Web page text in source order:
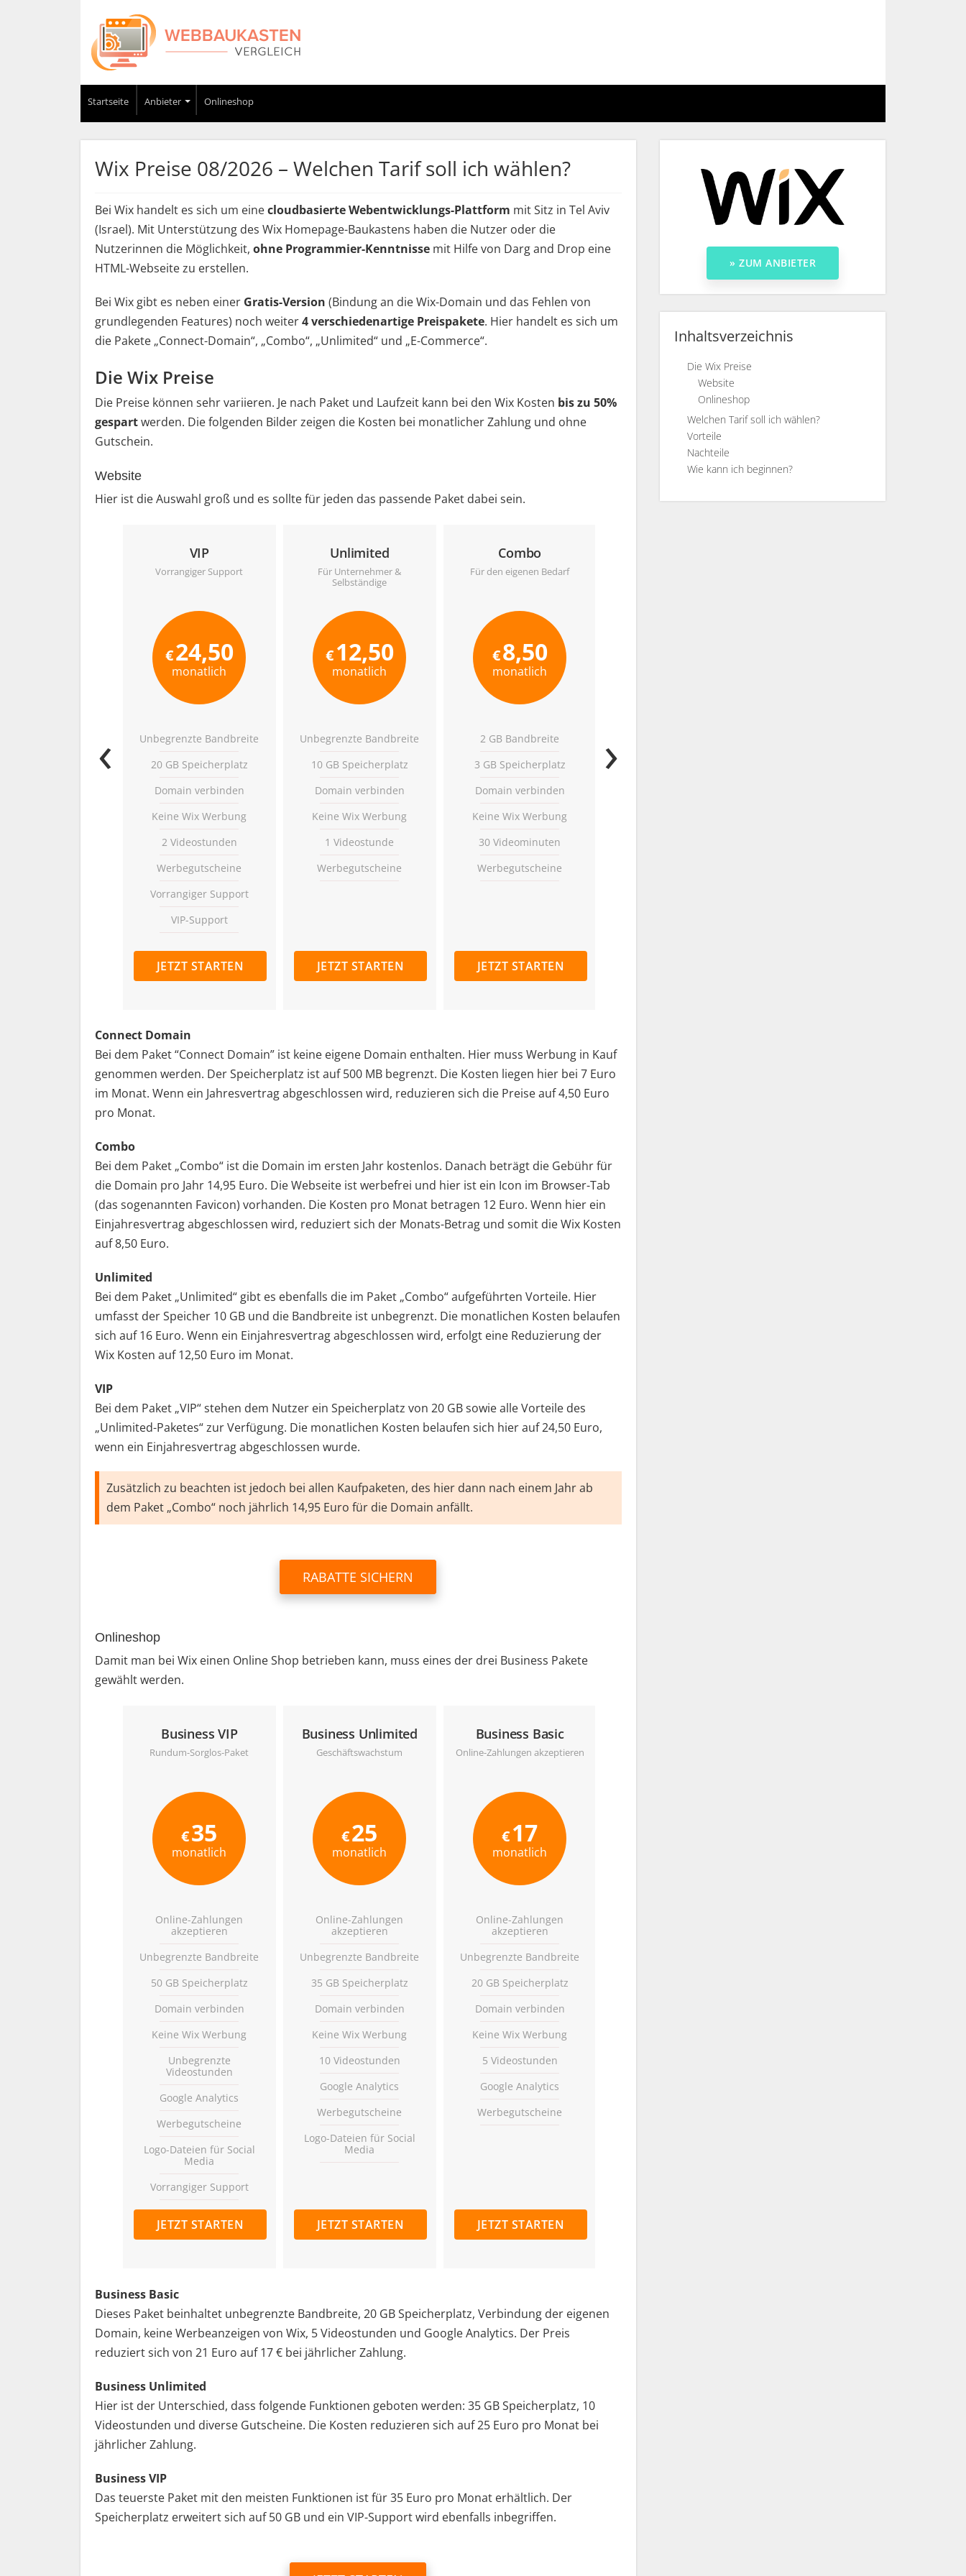
Startseite Anbieter Onlineshop
Wix Preise 08/2026 – Welchen Tarif soll ich wählen?
Bei Wix handelt es sich um einecloudbasierte Webentwicklungs-Plattform mit Sitz in Tel Aviv
(Israel). Mit Unterstützung des Wix Homepage-Baukastens haben die Nutzer oder die
Nutzerinnen die Möglichkeit, ohne Programmier-Kenntnisse mit Hilfe von Darg and Drop eine
HTML-Webseite zu erstellen.
Bei Wix gibt es neben einer Gratis-Version (Bindung an die Wix-Domain und das Fehlen von
grundlegenden Features) noch weiter4 verschiedenartige Preispakete. Hier handelt es sich um
die Pakete „Connect-Domain“, „Combo“, „Unlimited“ und „E-Commerce“.
Die Wix Preise
Die Preise können sehr variieren. Je nach Paket und Laufzeit kann bei den Wix Kosten bis zu 50%
gespartwerden. Die folgenden Bilder zeigen die Kosten bei monatlicher Zahlung und ohne
Gutschein.
Website
Hier ist die Auswahl groß und es sollte für jeden das passende Paket dabei sein.
VIP
Vorrangiger Support
€24,50
monatlich
Unbegrenzte Bandbreite
20 GB Speicherplatz
Domain verbinden
Keine Wix Werbung
2 Videostunden
Werbegutscheine
Vorrangiger Support
VIP-Support
Unlimited
Für Unternehmer &
Selbständige
€12,50
monatlich
Unbegrenzte Bandbreite
10 GB Speicherplatz
Domain verbinden
Keine Wix Werbung
1 Videostunde
Werbegutscheine
Combo
Für den eigenen Bedarf
€8,50
monatlich
2 GB Bandbreite
3 GB Speicherplatz
Domain verbinden
Keine Wix Werbung
30 Videominuten
Werbegutscheine
‹ ›
Connect Domain
Bei dem Paket “Connect Domain” ist keine eigene Domain enthalten. Hier muss Werbung in Kauf
genommen werden. Der Speicherplatz ist auf 500 MB begrenzt. Die Kosten liegen hier bei 7 Euro
im Monat. Wenn ein Jahresvertrag abgeschlossen wird, reduzieren sich die Preise auf 4,50 Euro
pro Monat.
Combo
Bei dem Paket „Combo“ ist die Domain im ersten Jahr kostenlos. Danach beträgt die Gebühr für
die Domain pro Jahr 14,95 Euro. Die Webseite ist werbefrei und hier ist ein Icon im Browser-Tab
(das sogenannten Favicon) vorhanden. Die Kosten pro Monat betragen 12 Euro. Wenn hier ein
Einjahresvertrag abgeschlossen wird, reduziert sich der Monats-Betrag und somit die Wix Kosten
auf 8,50 Euro.
Unlimited
Bei dem Paket „Unlimited“ gibt es ebenfalls die im Paket „Combo“ aufgeführten Vorteile. Hier
umfasst der Speicher 10 GB und die Bandbreite ist unbegrenzt. Die monatlichen Kosten belaufen
sich auf 16 Euro. Wenn ein Einjahresvertrag abgeschlossen wird, erfolgt eine Reduzierung der
Wix Kosten auf 12,50 Euro im Monat.
VIP
Bei dem Paket „VIP“ stehen dem Nutzer ein Speicherplatz von 20 GB sowie alle Vorteile des
„Unlimited-Paketes“ zur Verfügung. Die monatlichen Kosten belaufen sich hier auf 24,50 Euro,
wenn ein Einjahresvertrag abgeschlossen wurde.
Zusätzlich zu beachten ist jedoch bei allen Kaufpaketen, des hier dann nach einem Jahr ab
dem Paket „Combo“ noch jährlich 14,95 Euro für die Domain anfällt.
RABATTE SICHERN
Onlineshop
Damit man bei Wix einen Online Shop betrieben kann, muss eines der drei Business Pakete
gewählt werden.
Business VIP
Rundum-Sorglos-Paket
€35
monatlich
Online-Zahlungen
akzeptieren
Unbegrenzte Bandbreite
50 GB Speicherplatz
Domain verbinden
Keine Wix Werbung
Unbegrenzte
Videostunden
Google Analytics
Werbegutscheine
Logo-Dateien für Social
Media
Vorrangiger Support
VIP-Support
Business Unlimited
Geschäftswachstum
€25
monatlich
Online-Zahlungen
akzeptieren
Unbegrenzte Bandbreite
35 GB Speicherplatz
Domain verbinden
Keine Wix Werbung
10 Videostunden
Google Analytics
Werbegutscheine
Logo-Dateien für Social
Media
Business Basic
Online-Zahlungen akzeptieren
€17
monatlich
Online-Zahlungen
akzeptieren
Unbegrenzte Bandbreite
20 GB Speicherplatz
Domain verbinden
Keine Wix Werbung
5 Videostunden
Google Analytics
Werbegutscheine
Business Basic
Dieses Paket beinhaltet unbegrenzte Bandbreite, 20 GB Speicherplatz, Verbindung der eigenen
Domain, keine Werbeanzeigen von Wix, 5 Videostunden und Google Analytics. Der Preis
reduziert sich von 21 Euro auf 17 € bei jährlicher Zahlung.
Business Unlimited
Hier ist der Unterschied, dass folgende Funktionen geboten werden: 35 GB Speicherplatz, 10
Videostunden und diverse Gutscheine. Die Kosten reduzieren sich auf 25 Euro pro Monat bei
jährlicher Zahlung.
Business VIP
Das teuerste Paket mit den meisten Funktionen ist für 35 Euro pro Monat erhältlich. Der
Speicherplatz erweitert sich auf 50 GB und ein VIP-Support wird ebenfalls inbegriffen.
Inhaltsverzeichnis
Die Wix Preise
Website
Onlineshop
Welchen Tarif soll ich wählen?
Vorteile
Nachteile
Wie kann ich beginnen?